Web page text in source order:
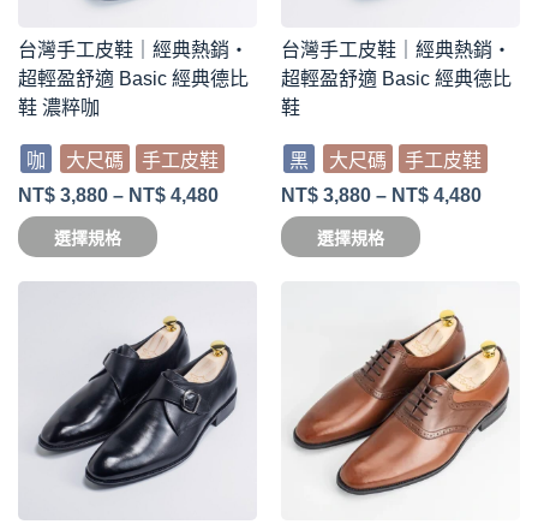
台灣手工皮鞋｜經典熱銷・
超輕盈舒適 Basic 經典德比
鞋 濃粹咖
咖 大尺碼
手工皮鞋
NT$ 3,880 – NT$ 4,480
選擇規格
台灣手工皮鞋｜經典熱銷・
超輕盈舒適 Basic 經典德比
鞋
黑 大尺碼
手工皮鞋
NT$ 3,880 – NT$ 4,480
選擇規格